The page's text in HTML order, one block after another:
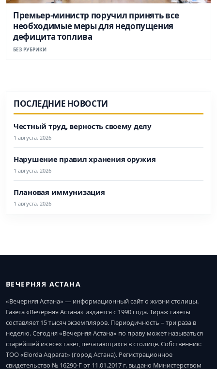
Премьер-министр поручил принять все
необходимые меры для недопущения
дефицита топлива
БЕЗ РУБРИКИ
ПОСЛЕДНИЕ НОВОСТИ
Честный труд, верность своему делу
1 августа, 2026
Нарушение правил хранения оружия
1 августа, 2026
Плановая иммунизация
1 августа, 2026
ВЕЧЕРНЯЯ АСТАНА
«Вечерняя Астана» — информационный сайт о жизни столицы.
Газета «Вечерняя Астана» издается с 1990 года. Тираж газеты
составляет 15 тысяч экземпляров. Периодичность – три раза в
неделю. Сегодня «Вечерняя Астана» по праву может называться
старейшей из всех газет, печатающихся в столице. Собственник:
ТОО «Elorda Aqparat» (город Астана). Регистрационное
свидетельство № 16290-Г от 11.01.2017 г. выдано Министерством